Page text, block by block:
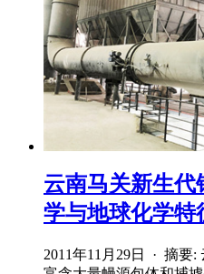
云南马关新生代
学与地球化学特
2011年11月29日 · 摘要